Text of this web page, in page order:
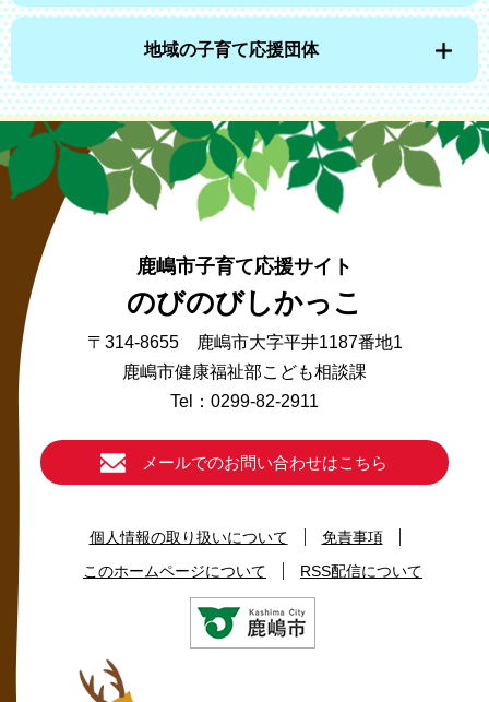
地域の子育て応援団体
鹿嶋市子育て応援サイト
のびのびしかっこ
〒314-8655 鹿嶋市大字平井1187番地1
鹿嶋市健康福祉部こども相談課
Tel：0299-82-2911
メールでのお問い合わせはこちら
個人情報の取り扱いについて
免責事項
このホームページについて
RSS配信について